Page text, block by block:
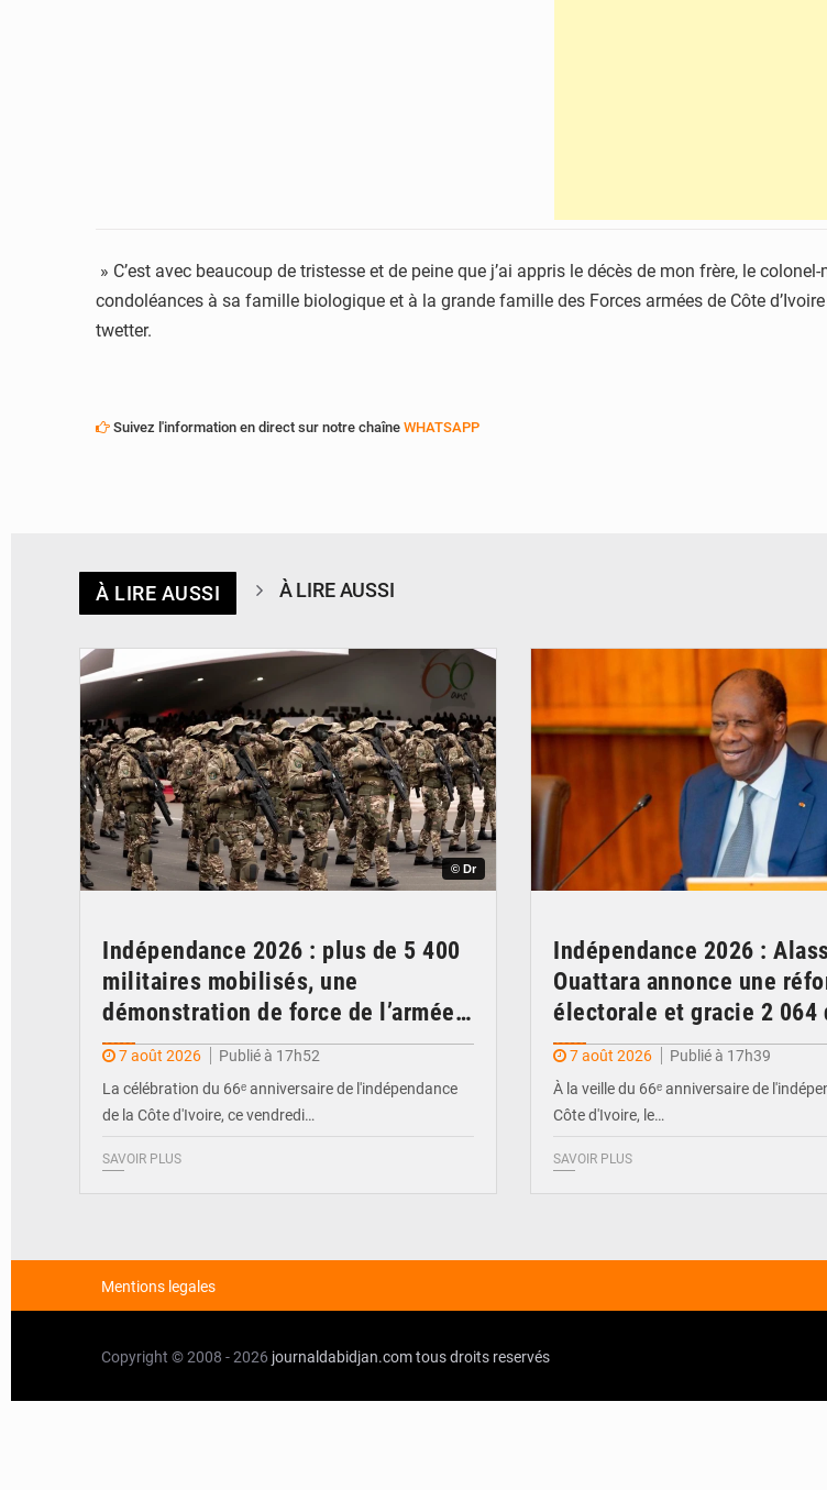
» C’est avec beaucoup de tristesse et de peine que j’ai appris le décès de mon frère, le
condoléances à sa famille biologique et à la grande famille des Forces armées de Côte
twetter.
Suivez l'information en direct sur notre chaîne WHATSAPP
À LIRE AUSSI À LIRE AUSSI
© Dr
Indépendance 2026 : plus de 5 400
militaires mobilisés, une
démonstration de force de l’armée
ivoirienne à Yopougon
7 août 2026
Publié à 17h52
La célébration du 66ᵉ anniversaire de l'indépendance
de la Côte d'Ivoire, ce vendredi…
SAVOIR PLUS
Indépendance 2026 :
Ouattara annonce une
électorale et gracie 2 064
7 août 2026
Publié à 17h39
À la veille du 66ᵉ anniversaire de
Côte d'Ivoire, le…
SAVOIR PLUS
Mentions legales
Copyright © 2008 - 2026 journaldabidjan.comtous droits reservés